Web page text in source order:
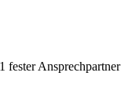
fester Ansprechpartner